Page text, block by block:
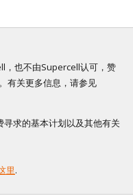
也不由Supercell认可，赞
有关更多信息，请参见
求的基本计划以及其他有关
里.